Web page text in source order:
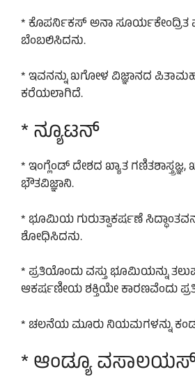
* ಕೊಪರ್ನಿಕಸ್ ಅನಾ ಸೂರ್ಯಕೇಂದ್ರಿತ
ಬೆಂಬಲಿಸಿದನು.
* ಇವನನ್ನು ಖಗೋಳ ವಿಜ್ಞಾನದ
ಕರೆಯಲಾಗಿದೆ.
* ನ್ಯೂಟನ್
* ಇಂಗ್ಲೆಂಡ್ ದೇಶದ ಖ್ಯಾತ
ಭೌತವಿಜ್ಞಾನಿ.
* ಭೂಮಿಯ ಗುರುತ್ವಾಕರ್ಷಣೆ
ಶೋಧಿಸಿದನು.
* ಪ್ರತಿಯೊಂದು ವಸ್ತು ಭೂಮಿಯನ್ನು
ಆಕರ್ಷಣೀಯ ಶಕ್ತಿಯೇ ಕಾರಣವೆಂದು
* ಚಲನೆಯ ಮೂರು ನಿಯಮಗಳನ್ನು
* ಆಂಡ್ಯೂ